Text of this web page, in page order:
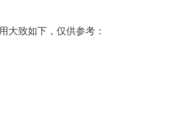
致如下，仅供参考：